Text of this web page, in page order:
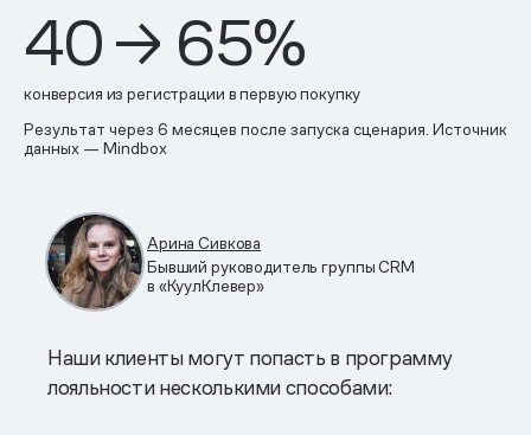
40 → 65%
конверсия из регистрации в первую покупку
Результат через 6 месяцев после запуска сценария. Источник
данных — Mindbox
Арина Сивкова
Бывший руководитель группы CRM
в «КуулКлевер»
Наши клиенты могут попасть в программу
лояльности несколькими способами: